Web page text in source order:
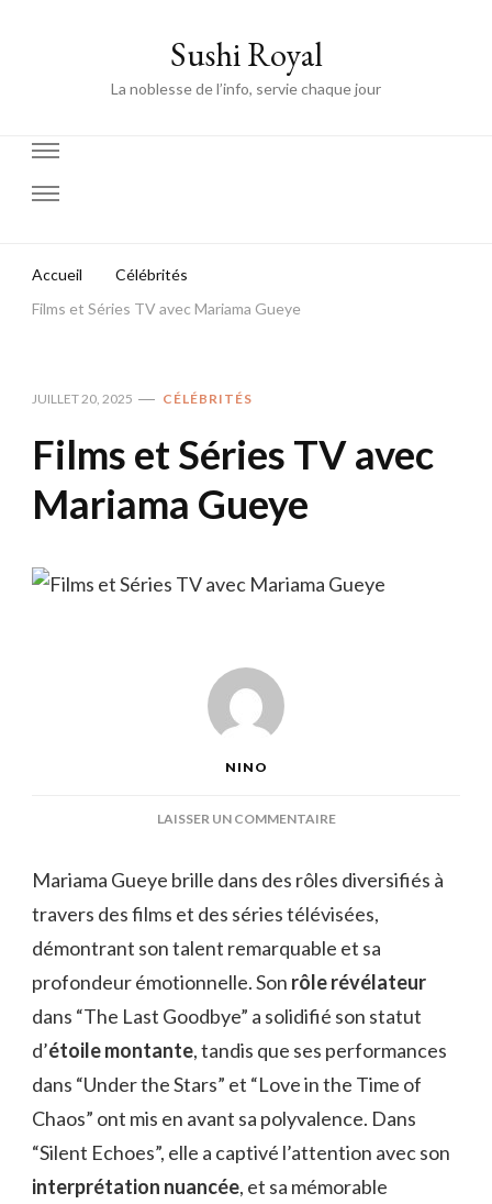
Sushi Royal
La noblesse de l’info, servie chaque jour
Accueil
Célébrités
Films et Séries TV avec Mariama Gueye
JUILLET 20, 2025 CÉLÉBRITÉS
Films et Séries TV avec
Mariama Gueye
NINO
LAISSER UN COMMENTAIRESUR
SÉRIES
TV
MARIAMA
GUEYE
Mariama Gueye brille dans des rôles diversifiés à
travers des films et des séries télévisées,
démontrant son talent remarquable et sa
profondeur émotionnelle. Son rôle révélateur
dans “The Last Goodbye” a solidifié son statut
d’étoile montante, tandis que ses performances
dans “Under the Stars” et “Love in the Time of
Chaos” ont mis en avant sa polyvalence. Dans
“Silent Echoes”, elle a captivé l’attention avec son
interprétation nuancée, et sa mémorable